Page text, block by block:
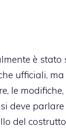
è stato
ufficiali,
le
deve
del